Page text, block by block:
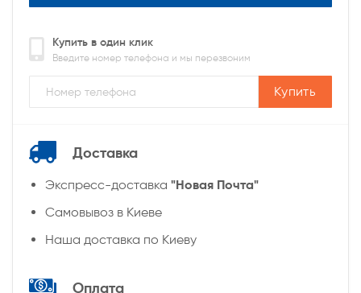
Купить в один клик
Введите номер телефона и мы перезвоним
Купить
Доставка
Экспресс-доставка "Новая Почта"
Самовывоз в Киеве
Наша доставка по Киеву
Оплата